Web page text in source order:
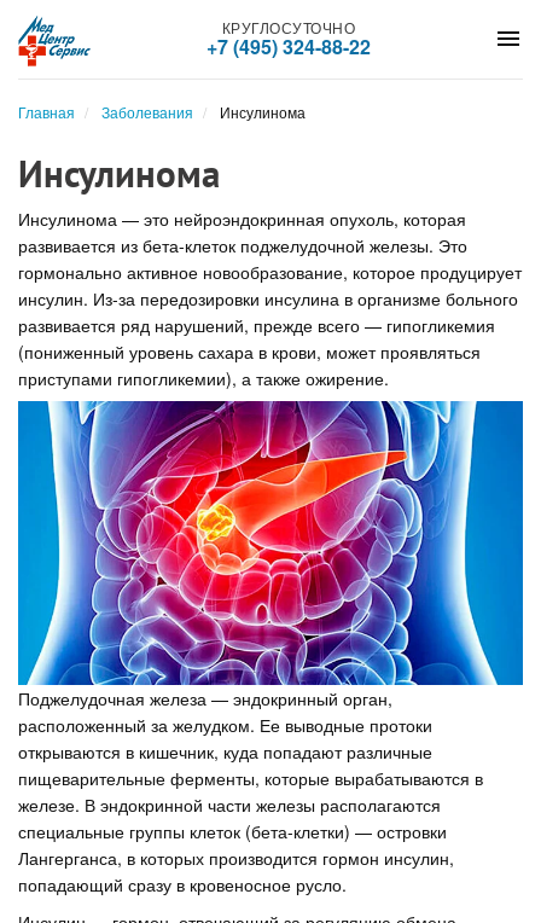
menu
КРУГЛОСУТОЧНО
+7 (495) 324-88-22
Главная Заболевания Инсулинома
Инсулинома
Инсулинома — это нейроэндокринная опухоль, которая
развивается из бета-клеток поджелудочной железы. Это
гормонально активное новообразование, которое продуцирует
инсулин. Из-за передозировки инсулина в организме больного
развивается ряд нарушений, прежде всего — гипогликемия
(пониженный уровень сахара в крови, может проявляться
приступами гипогликемии), а также ожирение.
Поджелудочная железа — эндокринный орган,
расположенный за желудком. Ее выводные протоки
открываются в кишечник, куда попадают различные
пищеварительные ферменты, которые вырабатываются в
железе. В эндокринной части железы располагаются
специальные группы клеток (бета-клетки) — островки
Лангерганса, в которых производится гормон инсулин,
попадающий сразу в кровеносное русло.